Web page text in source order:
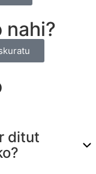
nahi?
ditut